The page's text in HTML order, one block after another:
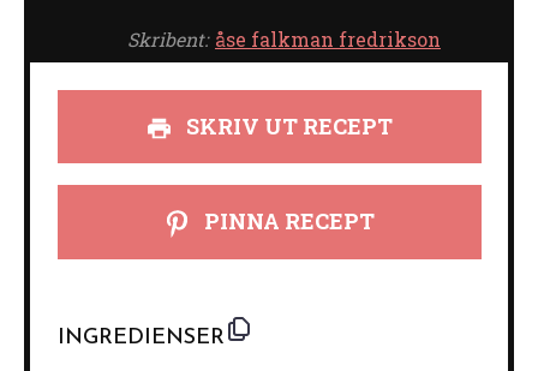
Skribent: åse falkman fredrikson
SKRIV UT RECEPT
PINNA RECEPT
INGREDIENSER